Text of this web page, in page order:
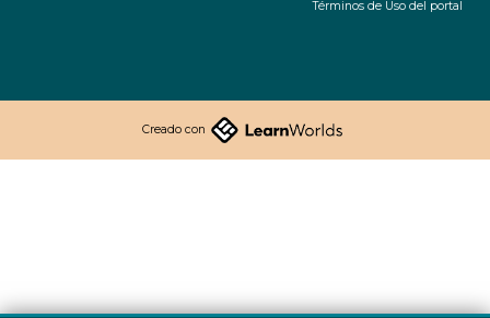
Términos de Uso del portal
Creado con